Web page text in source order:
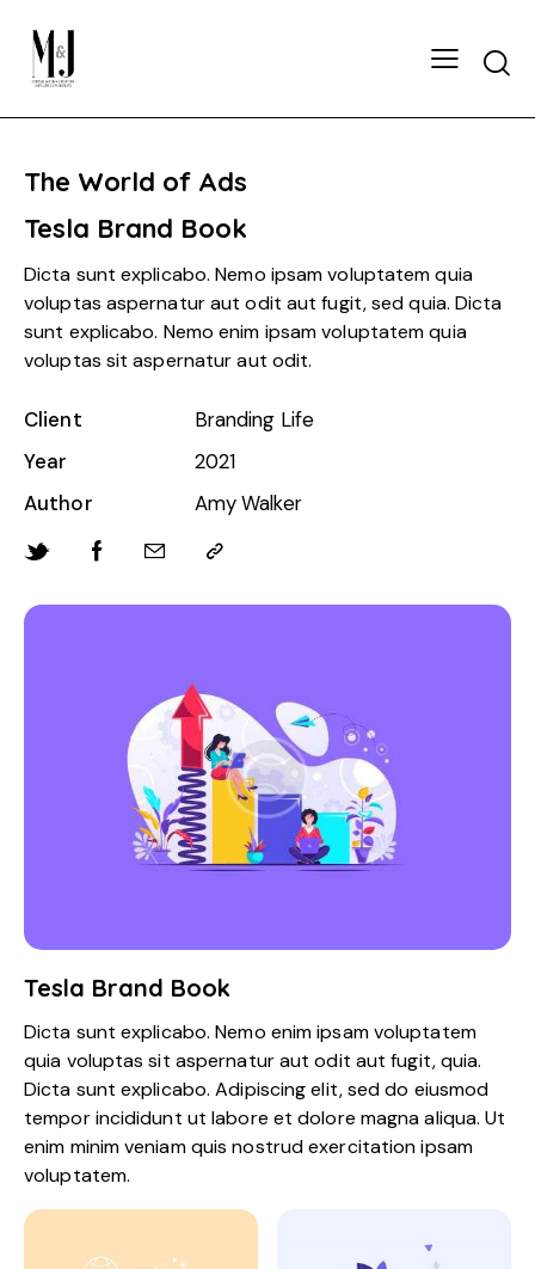
The World of Ads
Tesla Brand Book
Dicta sunt explicabo. Nemo ipsam voluptatem quia
voluptas aspernatur aut odit aut fugit, sed quia. Dicta
sunt explicabo. Nemo enim ipsam voluptatem quia
voluptas sit aspernatur aut odit.
Client
Branding Life
Year
2021
Author
Amy Walker
Tesla Brand Book
Dicta sunt explicabo. Nemo enim ipsam voluptatem
quia voluptas sit aspernatur aut odit aut fugit, quia.
Dicta sunt explicabo. Adipiscing elit, sed do eiusmod
tempor incididunt ut labore et dolore magna aliqua. Ut
enim minim veniam quis nostrud exercitation ipsam
voluptatem.